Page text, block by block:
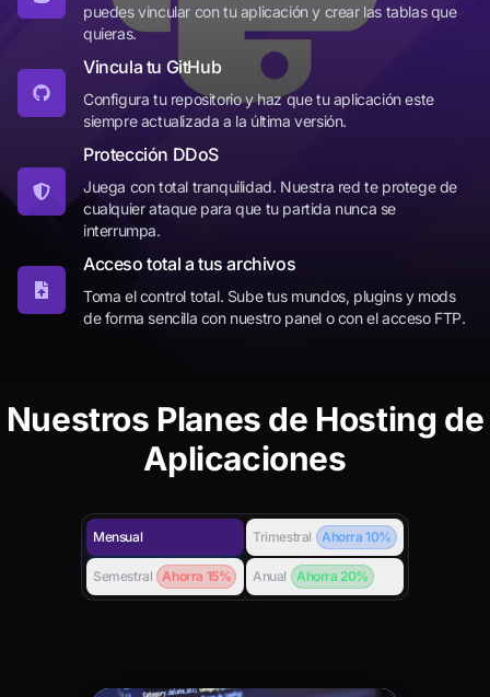
puedes vincular con tu aplicación y crear las tablas que
quieras.
Vincula tu GitHub
Configura tu repositorio y haz que tu aplicación este
siempre actualizada a la última versión.
Protección DDoS
Juega con total tranquilidad. Nuestra red te protege de
cualquier ataque para que tu partida nunca se
interrumpa.
Acceso total a tus archivos
Toma el control total. Sube tus mundos, plugins y mods
de forma sencilla con nuestro panel o con el acceso FTP.
Nuestros Planes de Hosting de
Aplicaciones
Mensual Trimestral Ahorra 10%
Semestral Ahorra 15% Anual Ahorra 20%